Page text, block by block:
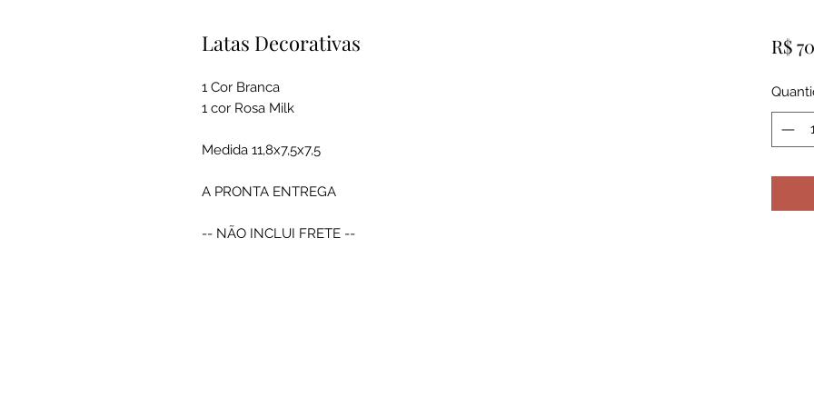
Latas Decorativas
1 Cor Branca
1 cor Rosa Milk
Medida 11,8x7,5x7,5
A PRONTA ENTREGA
-- NÃO INCLUI FRETE --
R$